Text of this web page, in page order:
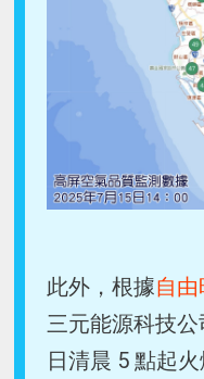
此外，根據自
三元能源科技
日清晨 5 點起火